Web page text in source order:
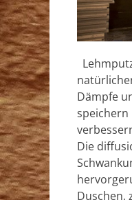
Dämpfe
speichern
Die
Duschen,